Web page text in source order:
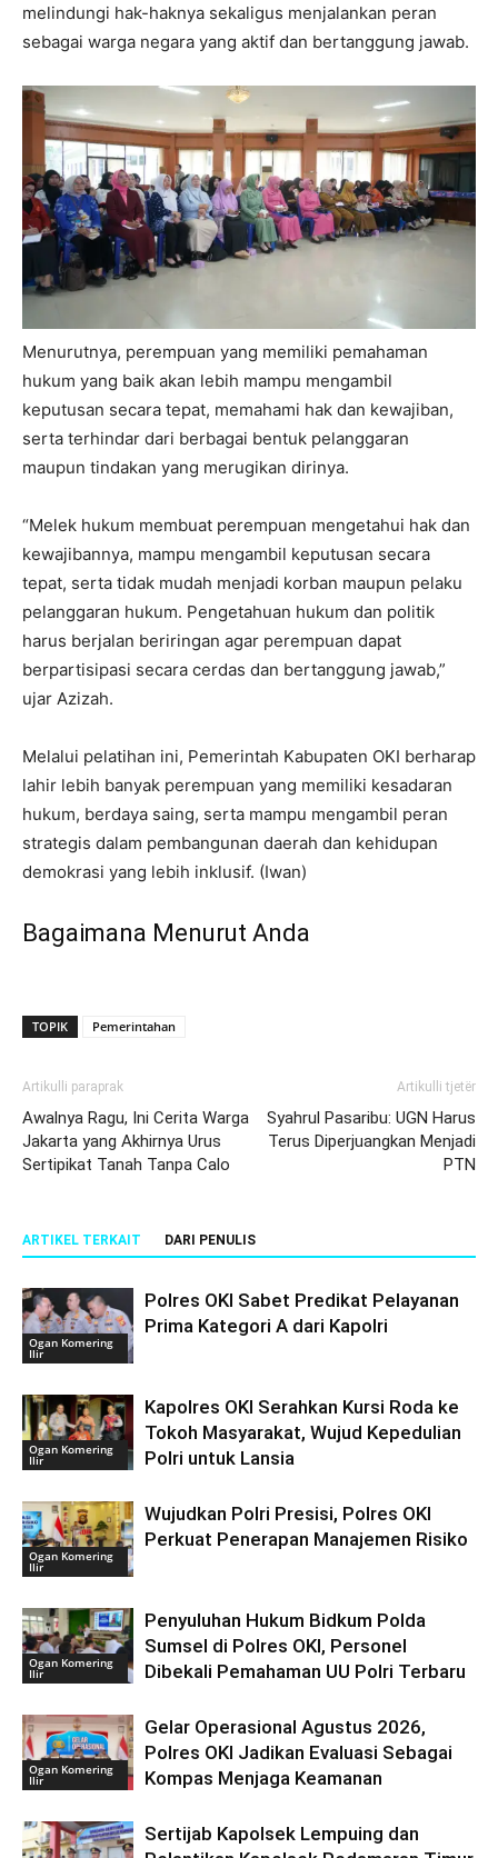
melindungi hak-haknya sekaligus menjalankan peran
sebagai warga negara yang aktif dan bertanggung jawab.
Menurutnya, perempuan yang memiliki pemahaman
hukum yang baik akan lebih mampu mengambil
keputusan secara tepat, memahami hak dan kewajiban,
serta terhindar dari berbagai bentuk pelanggaran
maupun tindakan yang merugikan dirinya.
“Melek hukum membuat perempuan mengetahui hak dan
kewajibannya, mampu mengambil keputusan secara
tepat, serta tidak mudah menjadi korban maupun pelaku
pelanggaran hukum. Pengetahuan hukum dan politik
harus berjalan beriringan agar perempuan dapat
berpartisipasi secara cerdas dan bertanggung jawab,”
ujar Azizah.
Melalui pelatihan ini, Pemerintah Kabupaten OKI berharap
lahir lebih banyak perempuan yang memiliki kesadaran
hukum, berdaya saing, serta mampu mengambil peran
strategis dalam pembangunan daerah dan kehidupan
demokrasi yang lebih inklusif. (Iwan)
Bagaimana Menurut Anda
TOPIK Pemerintahan
Artikulli paraprak
Awalnya Ragu, Ini Cerita Warga
Jakarta yang Akhirnya Urus
Sertipikat Tanah Tanpa Calo
Artikulli tjetër
Syahrul Pasaribu: UGN Harus
Terus Diperjuangkan Menjadi
PTN
ARTIKEL TERKAIT DARI PENULIS
Ogan Komering
Ilir
Polres OKI Sabet Predikat Pelayanan
Prima Kategori A dari Kapolri
Ogan Komering
Ilir
Kapolres OKI Serahkan Kursi Roda ke
Tokoh Masyarakat, Wujud Kepedulian
Polri untuk Lansia
Ogan Komering
Ilir
Wujudkan Polri Presisi, Polres OKI
Perkuat Penerapan Manajemen Risiko
Ogan Komering
Ilir
Penyuluhan Hukum Bidkum Polda
Sumsel di Polres OKI, Personel
Dibekali Pemahaman UU Polri Terbaru
Ogan Komering
Ilir
Gelar Operasional Agustus 2026,
Polres OKI Jadikan Evaluasi Sebagai
Kompas Menjaga Keamanan
Sertijab Kapolsek Lempuing dan